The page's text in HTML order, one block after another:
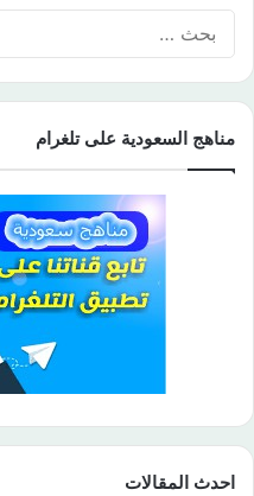
مناهج السعودية على تلغرام
احدث المقالات